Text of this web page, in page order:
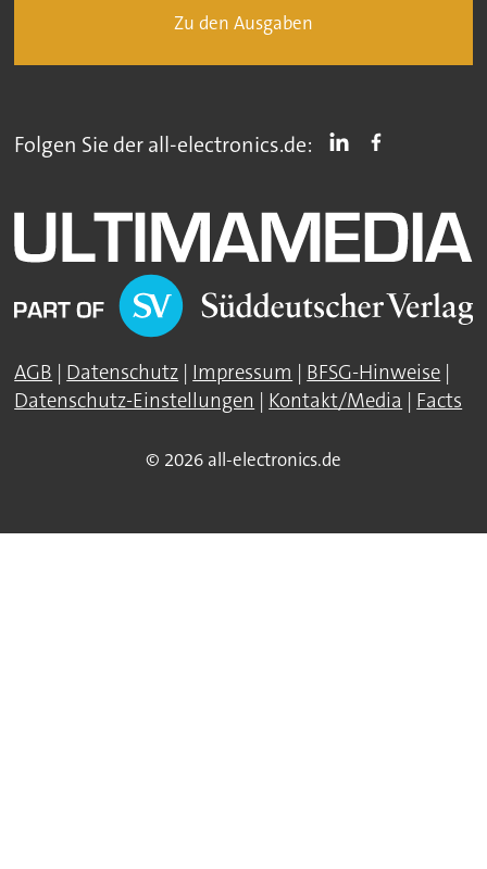
Zu den Ausgaben
Folgen Sie der all-electronics.de:
AGB | Datenschutz | Impressum | BFSG-Hinweise |
Datenschutz-Einstellungen | Kontakt/Media | Facts
© 2026 all-electronics.de